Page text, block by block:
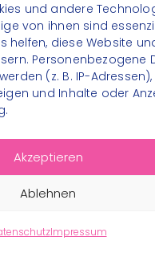
und andere
von ihnen sind
helfen, diese Website
Personenbezogene
(z. B. IP-Adressen),
und Inhalte oder
Akzeptieren
Ablehnen
Impressum
Steiermark gGmbH